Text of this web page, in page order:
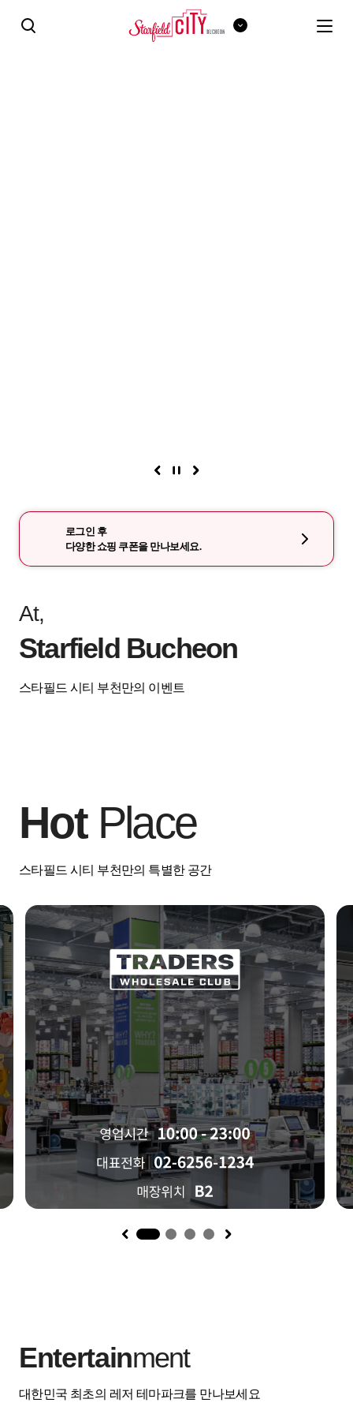
로그인 후
다양한 쇼핑 쿠폰을 만나보세요.
At,
Starfield Bucheon
스타필드 시티 부천만의 이벤트
HotPlace
스타필드 시티 부천만의 특별한 공간
1
Entertainment
대한민국 최초의 레저 테마파크를 만나보세요